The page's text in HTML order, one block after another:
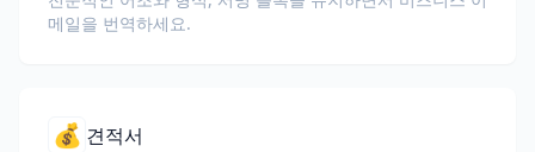
메일을 번역하세요.
💰 견적서